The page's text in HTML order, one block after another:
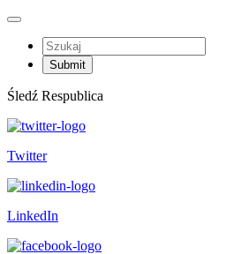
Śledź Respublica
Twitter
LinkedIn